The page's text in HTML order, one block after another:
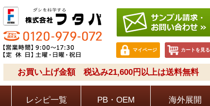
マイページ カートを見る
お買い上げ金額 税込み21,600円以上は送料無料
レシピ一覧 PB・OEM 海外展開